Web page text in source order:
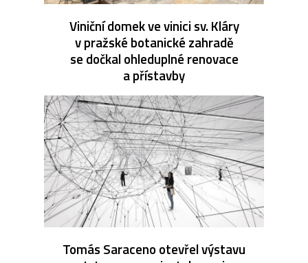
Viniční domek ve vinici sv. Kláry
v pražské botanické zahradě
se dočkal ohleduplné renovace
a přístavby
Tomás Saraceno otevřel výstavu